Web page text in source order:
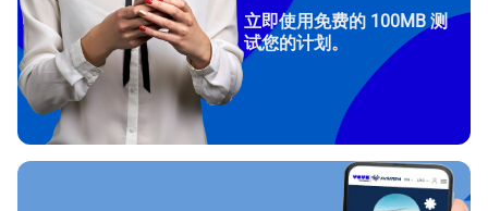
立即使用免费的 100MB 测
试您的计划。